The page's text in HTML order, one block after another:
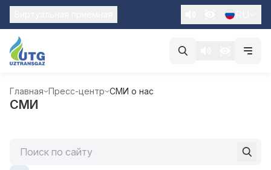
Главная Пресс-центр СМИ о нас
СМИ